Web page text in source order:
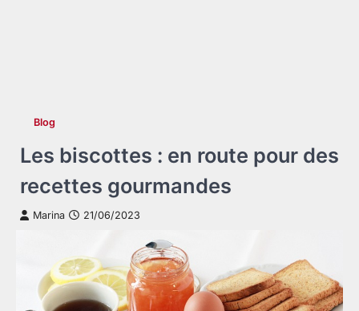
Blog
Les biscottes : en route pour des
recettes gourmandes
Marina 21/06/2023